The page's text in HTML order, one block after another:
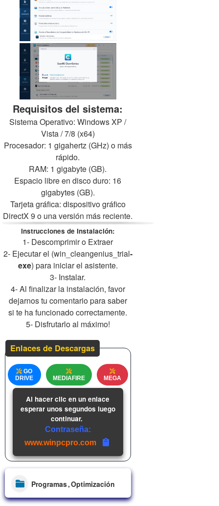
Requisitos del sistema:
Sistema Operativo: Windows XP /
Vista / 7/8 (x64)
Procesador: 1 gigahertz (GHz) o más
rápido.
RAM: 1 gigabyte (GB).
Espacio libre en disco duro: 16
gigabytes (GB).
Tarjeta gráfica: dispositivo gráfico
DirectX 9 o una versión más reciente.
Instrucciones de Instalación:
1- Descomprimir o Extraer
2- Ejecutar el (win_cleangenius_trial-
exe) para iniciar el asistente.
3- Instalar.
4- Al finalizar la instalación, favor
dejarnos tu comentario para saber
si te ha funcionado correctamente.
5- Disfrutarlo al máximo!
Enlaces de Descargas
GO
DRIVE
MEDIAFIRE MEGA
Al hacer clic en un enlace
esperar unos segundos luego
continuar.
Contraseña:
www.winpcpro.com
Programas Optimización